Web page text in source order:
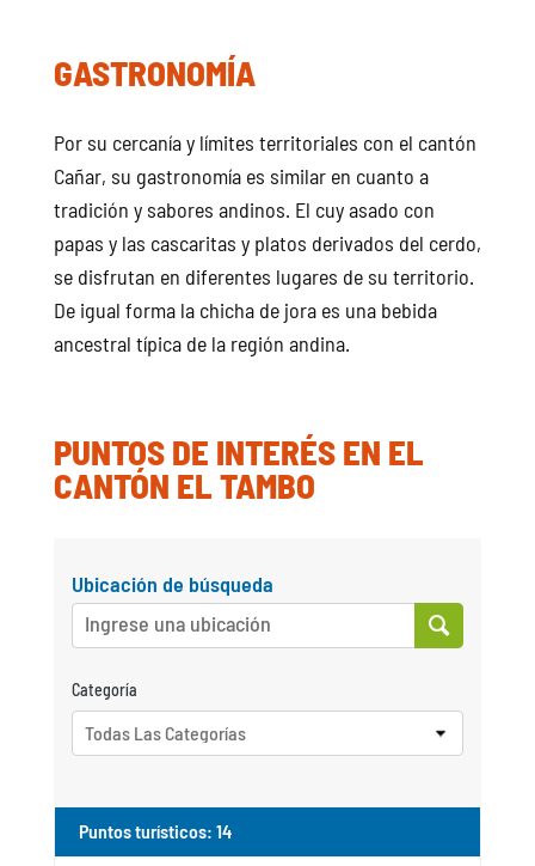
GASTRONOMÍA
Por su cercanía y límites territoriales con el cantón
Cañar, su gastronomía es similar en cuanto a
tradición y sabores andinos. El cuy asado con
papas y las cascaritas y platos derivados del cerdo,
se disfrutan en diferentes lugares de su territorio.
De igual forma la chicha de jora es una bebida
ancestral típica de la región andina.
PUNTOS DE INTERÉS EN EL
CANTÓN EL TAMBO
Ubicación de búsqueda
Categoría
Todas Las Categorías
Puntos turísticos: 14